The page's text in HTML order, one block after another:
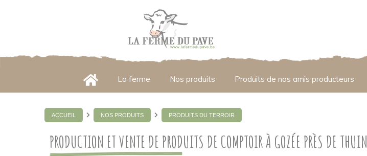
La ferme Nos produits Produits de nos amis producteurs
ACCUEIL NOS PRODUITS PRODUITS DU TERROIR
PRODUCTION ET VENTE DE PRODUITS DE COMPTOIR À GOZÉE PRÈS DE THUIN